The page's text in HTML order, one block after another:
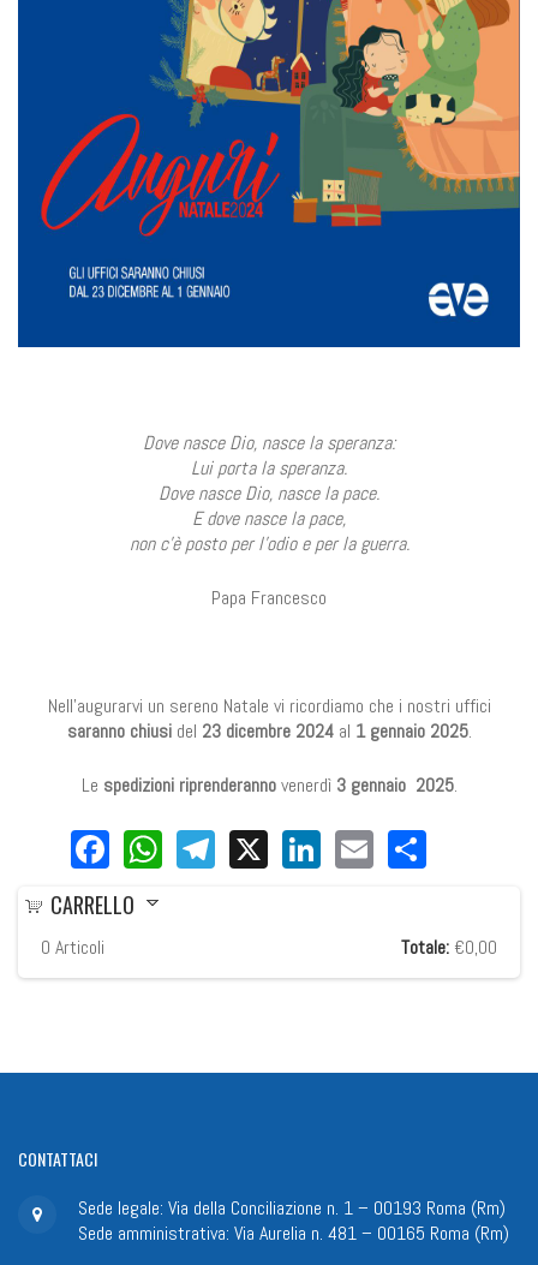
Dove nasce Dio, nasce la speranza:
Lui porta la speranza.
Dove nasce Dio, nasce la pace.
E dove nasce la pace,
non c'è posto per l'odio e per la guerra.
Papa Francesco
Nell'augurarvi un sereno Natale vi ricordiamo che i nostri uffici
saranno chiusidel 23 dicembre 2024 al 1 gennaio 2025.
Le spedizioni riprenderannovenerdì 3 gennaio 2025.
Facebook
WhatsApp
Telegram
X LinkedIn
Email
CARRELLO
0 Articoli Totale: €0,00
CONTATTACI
Sede legale: Via della Conciliazione n. 1 – 00193 Roma (Rm)
Sede amministrativa: Via Aurelia n. 481 – 00165 Roma (Rm)